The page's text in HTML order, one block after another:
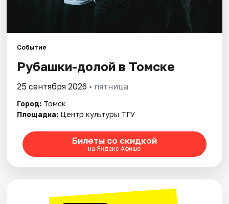
Площадки
Артисты
Рейтинги
Событие
Рубашки-долой в Томске
25 сентября 2026 • пятница
Город: Томск
Площадка: Центр культуры ТГУ
Билеты со скидкой
на Яндекс Афише